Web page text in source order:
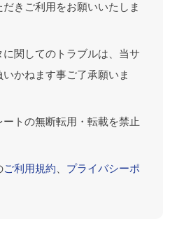
きご利用をお願いいたしま
に関してのトラブルは、当サ
かねます事ご了承願いま
ートの無断転用・転載を禁止
ご利用規約
プライバシーポ